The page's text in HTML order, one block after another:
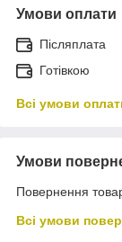
Умови оплати
Післяплата
Готівкою
Всі умови
Умови
Повернення
Всі умови